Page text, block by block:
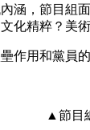
总台企业
涵，節目組
化精粹？美
用和黨員
▲節目